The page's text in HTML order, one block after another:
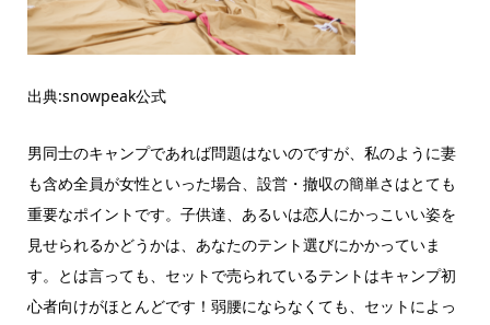
出典:snowpeak公式
男同士のキャンプであれば問題はないのですが、私のように妻
も含め全員が女性といった場合、設営・撤収の簡単さはとても
重要なポイントです。 子供達、あるいは恋人にかっこいい姿を
見せられるかどうかは、あなたのテント選びにかかっていま
す。とは言っても、セットで売られているテントはキャンプ初
心者向けがほとんどです！弱腰にならなくても、セットによっ